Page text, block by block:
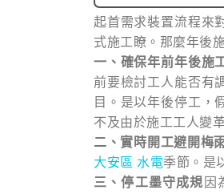
起首需求裝置流程來
式施工瞭。那麼年後
一、確保年前年後
前要檢討工人能否有
目。是以年後停工，
不及由於施工工人變
二、實時開工避開梅
大安區 水電季節。是
三、停工墨守成規 因